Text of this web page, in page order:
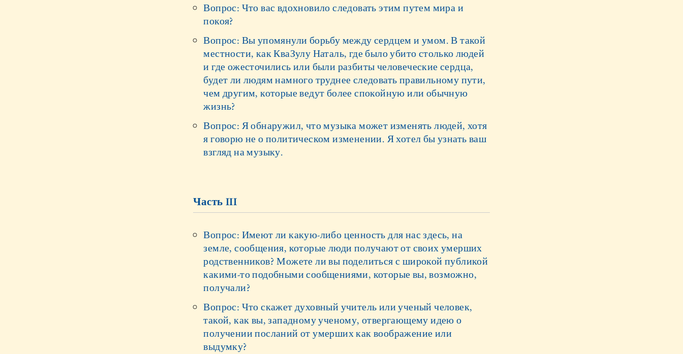
Вопрос: Что вас вдохновило следовать этим путем мира и
покоя?
Вопрос: Вы упомянули борьбу между сердцем и умом. В такой
местности, как КваЗулу Наталь, где было убито столько людей
и где ожесточились или были разбиты человеческие сердца,
будет ли людям намного труднее следовать правильному пути,
чем другим, которые ведут более спокойную или обычную
жизнь?
Вопрос: Я обнаружил, что музыка может изменять людей, хотя
я говорю не о политическом изменении. Я хотел бы узнать ваш
взгляд на музыку.
Часть III
Вопрос: Имеют ли какую-либо ценность для нас здесь, на
земле, сообщения, которые люди получают от своих умерших
родственников? Можете ли вы поделиться с широкой публикой
какими-то подобными сообщениями, которые вы, возможно,
получали?
Вопрос: Что скажет духовный учитель или ученый человек,
такой, как вы, западному ученому, отвергающему идею о
получении посланий от умерших как воображение или
выдумку?